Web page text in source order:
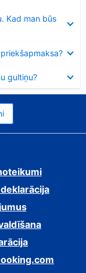
Kad man būs
gultiņu?